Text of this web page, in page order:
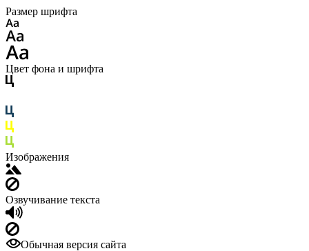
Размер шрифта
Цвет фона и шрифта
Изображения
Озвучивание текста
Обычная версия сайта